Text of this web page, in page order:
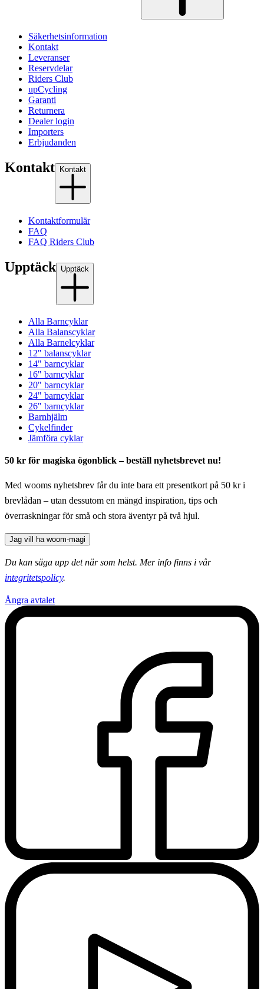
Säkerhetsinformation
Kontakt
Leveranser
Reservdelar
Riders Club
upCycling
Garanti
Returnera
Dealer login
Importers
Erbjudanden
Kontakt Kontakt
Kontaktformulär
FAQ
FAQ Riders Club
Upptäck Upptäck
Alla Barncyklar
Alla Balanscyklar
Alla Barnelcyklar
12" balanscyklar
14" barncyklar
16" barncyklar
20" barncyklar
24" barncyklar
26" barncyklar
Barnhjälm
Cykelfinder
Jämföra cyklar
50 kr för magiska ögonblick – beställ nyhetsbrevet nu!
Med wooms nyhetsbrev får du inte bara ett presentkort på 50 kr i
brevlådan – utan dessutom en mängd inspiration, tips och
överraskningar för små och stora äventyr på två hjul.
Jag vill ha woom-magi
Du kan säga upp det när som helst. Mer info finns i vår
integritetspolicy.
Ångra avtalet